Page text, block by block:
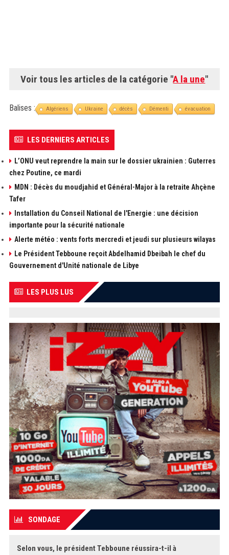
Voir tous les articles de la catégorie "A la une"
Balises : Algériens Ukraine décès Démenti évacuation
LES DERNIERS ARTICLES
L’ONU veut reprendre la main sur le dossier ukrainien : Guterres
chez Poutine, ce mardi
MDN : Décès du moudjahid et Général-Major à la retraite Ahçène
Tafer
Installation du Conseil National de l'Energie : une décision
importante pour la sécurité nationale
Alerte météo : vents forts mercredi et jeudi sur plusieurs wilayas
Le Président Tebboune reçoit Abdelhamid Dbeibah le chef du
Gouvernement d'Unité nationale de Libye
LES PLUS LUS
SONDAGE
Selon vous, le président Tebboune réussira-t-il à